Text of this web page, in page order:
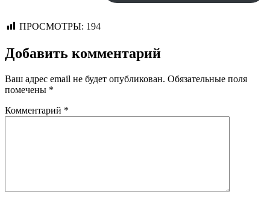
ПРОСМОТРЫ: 194
Добавить комментарий
Ваш адрес email не будет опубликован. Обязательные поля
помечены *
Комментарий *